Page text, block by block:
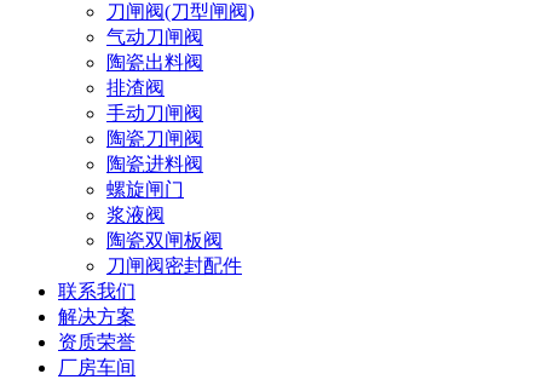
刀闸阀(刀型闸阀)
气动刀闸阀
陶瓷出料阀
排渣阀
手动刀闸阀
陶瓷刀闸阀
陶瓷进料阀
螺旋闸门
浆液阀
陶瓷双闸板阀
刀闸阀密封配件
联系我们
解决方案
资质荣誉
厂房车间